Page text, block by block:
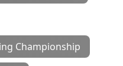
Championship